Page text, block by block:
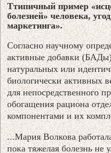
Ттипичный пример
болезней» человека,
маркетинга».
Согласно научному
активные добавки
натуральных или
биологически активных
для непосредственного
обогащения рациона
компонентами и их
...Мария Волкова
пока тяжелая болезнь не